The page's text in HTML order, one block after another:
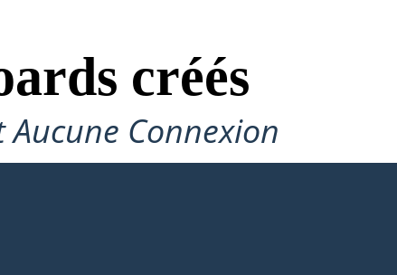
créés
Connexion